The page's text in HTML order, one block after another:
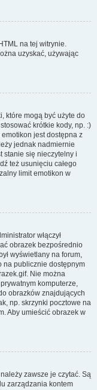
na tej witrynie.
uzyskać, używając
które mogą być użyte do
krótkie kody, np. :)
jest dostępna z
jednak nadmiernie
stanie się nieczytelny i
też usunięciu całego
limit emotikon w
włączył
obrazek bezpośrednio
wyświetlany na forum,
na publicznie dostępnym
Nie można
komputerze,
obrazków znajdujących
np. skrzynki pocztowe na
Aby umieścić obrazek w
zawsze je czytać. Są
zarządzania kontem